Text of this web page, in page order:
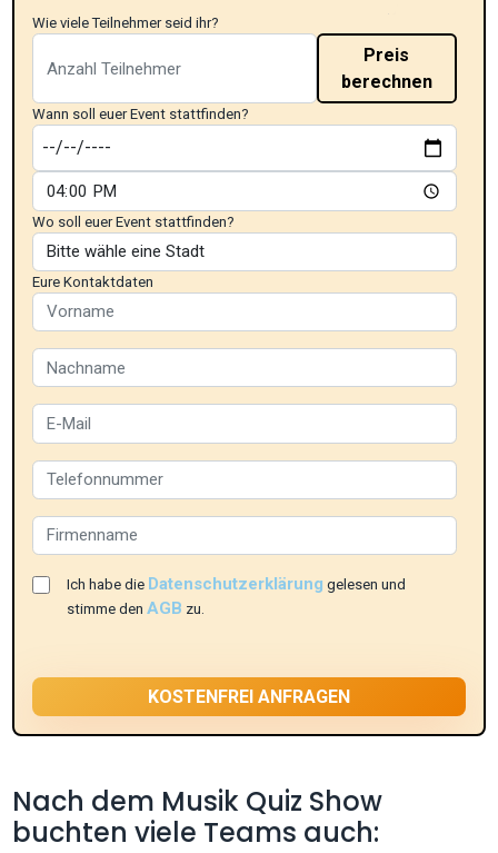
Wie viele Teilnehmer seid ihr?
Preis
berechnen
Wann soll euer Event stattfinden?
Wo soll euer Event stattfinden?
Eure Kontaktdaten
Ich habe die Datenschutzerklärung gelesen und
stimme denAGB zu.
Nach dem Musik Quiz Show
buchten viele Teams auch: